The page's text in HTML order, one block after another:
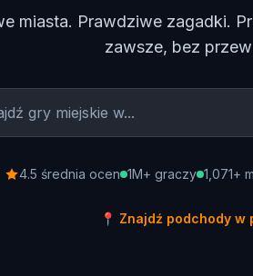
miasta. Prawdziwe zagadki.
zawsze, bez
4.5 średnia ocen 1M+ graczy 1,071+
📍 Znajdź podchody w